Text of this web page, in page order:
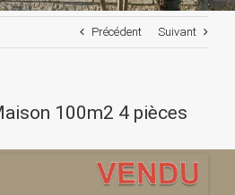
Précédent Suivant
100m2 4 pièces